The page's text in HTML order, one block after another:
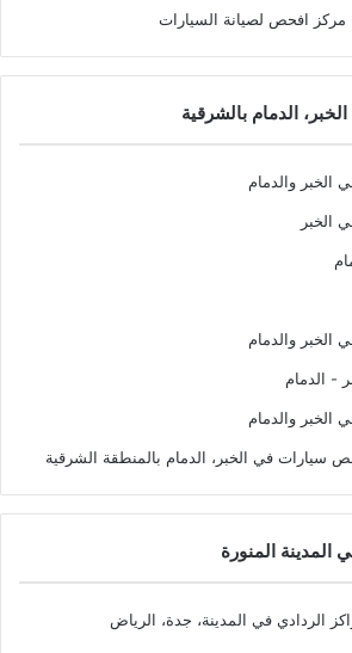
مركز افحص لصيانة السيارات
الدمام بالشرقية
والدمام
الخبر
الخبر والدمام
- الدمام
والدمام
في الخبر، الدمام بالمنطقة الشرقية
المدينة المنورة
الردادي في المدينة، جدة، الرياض